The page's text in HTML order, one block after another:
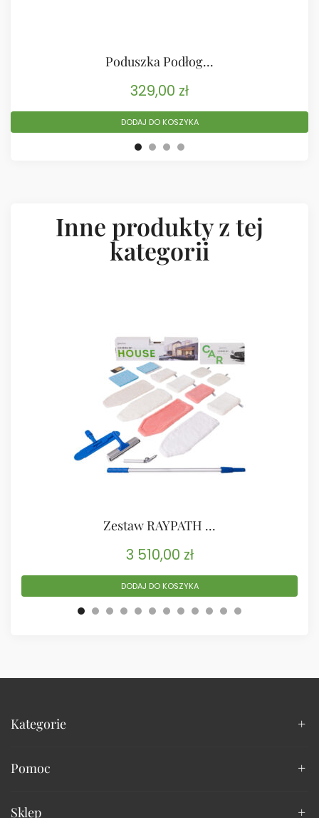
Poduszka Podłog...
329,00 zł
DODAJ DO KOSZYKA
Inne produkty z tej
kategorii
Zestaw RAYPATH ...
3 510,00 zł
DODAJ DO KOSZYKA
Kategorie
Pomoc
Sklep